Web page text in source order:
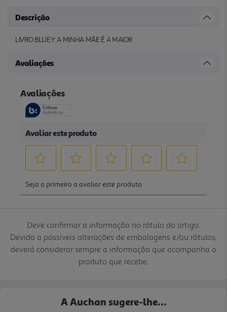
Descrição
LIVRO BLUEY: A MINHA MÃE É A MAIOR
Avaliações
Deve confirmar a informação no rótulo do artigo.
Devido a possíveis alterações de embalagens e/ou rótulos,
deverá considerar sempre a informação que acompanha o
produto que recebe.
A Auchan sugere-lhe...